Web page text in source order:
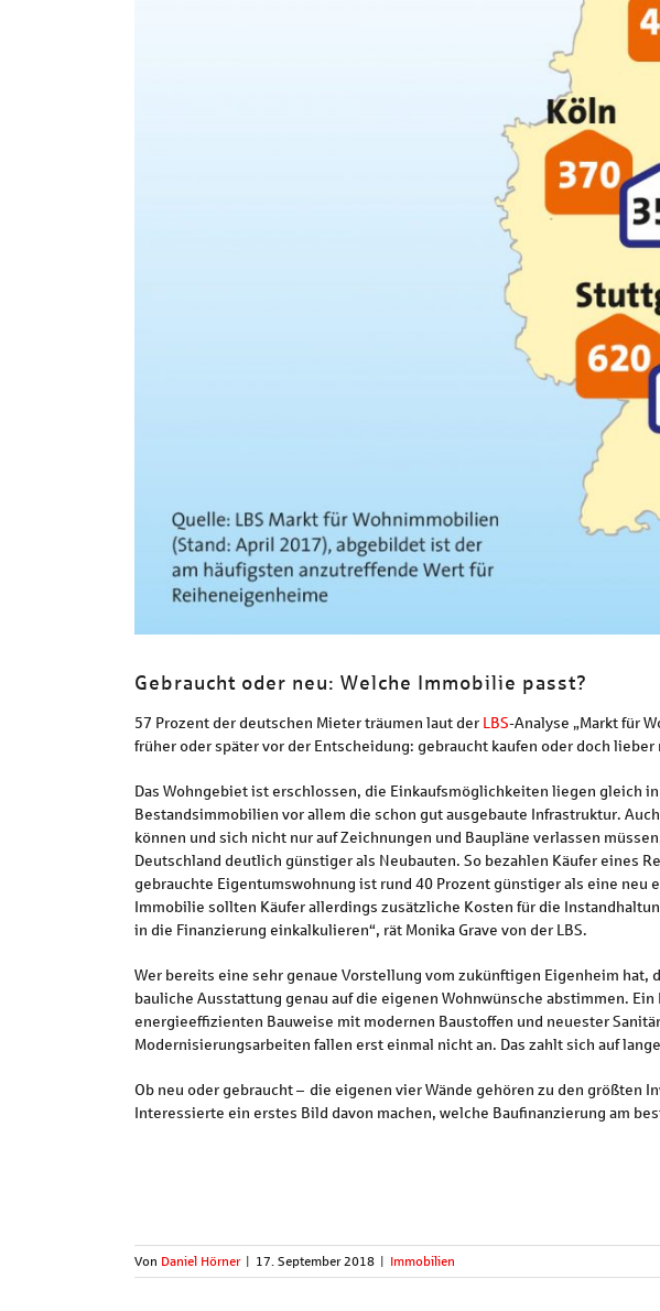
Gebraucht oder neu: Welche Immobilie passt?
57 Prozent der deutschen Mieter träumen laut der LBS-Analyse „Markt für
früher oder später vor der Entscheidung: gebraucht kaufen oder doch
Das Wohngebiet ist erschlossen, die Einkaufsmöglichkeiten liegen gleich
Bestandsimmobilien vor allem die schon gut ausgebaute Infrastruktur.
können und sich nicht nur auf Zeichnungen und Baupläne verlassen
Deutschland deutlich günstiger als Neubauten. So bezahlen Käufer eines
gebrauchte Eigentumswohnung ist rund 40 Prozent günstiger als eine neu
Immobilie sollten Käufer allerdings zusätzliche Kosten für die
in die Finanzierung einkalkulieren“, rät Monika Grave von der LBS.
Wer bereits eine sehr genaue Vorstellung vom zukünftigen Eigenheim
bauliche Ausstattung genau auf die eigenen Wohnwünsche abstimmen.
energieeffizienten Bauweise mit modernen Baustoffen und neuester
Modernisierungsarbeiten fallen erst einmal nicht an. Das zahlt sich auf
Ob neu oder gebraucht – die eigenen vier Wände gehören zu den größten
Interessierte ein erstes Bild davon machen, welche Baufinanzierung am
Von Daniel Hörner | 17. September 2018 | Immobilien